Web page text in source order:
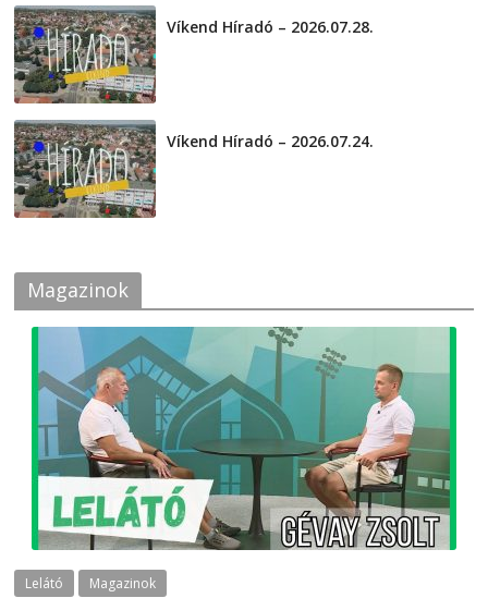
Víkend Híradó – 2026.07.28.
Víkend Híradó – 2026.07.24.
Magazinok
Lelátó Magazinok